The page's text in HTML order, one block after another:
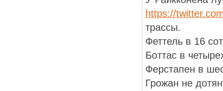
https://
трассы.
Феттель в 16
Боттас в
Ферстапен в
Грожан не